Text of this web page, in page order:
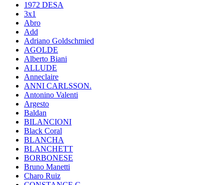
1972 DESA
3x1
Abro
Add
Adriano Goldschmied
AGOLDE
Alberto Biani
ALLUDE
Anneclaire
ANNI CARLSSON.
Antonino Valenti
Argesto
Baldan
BILANCIONI
Black Coral
BLANCHA
BLANCHETT
BORBONESE
Bruno Manetti
Charo Ruiz